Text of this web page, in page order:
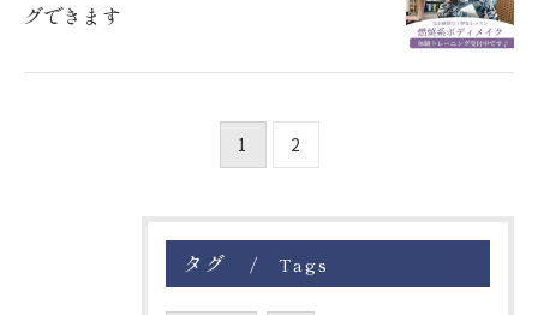
グできます
1 2
タグ Tags